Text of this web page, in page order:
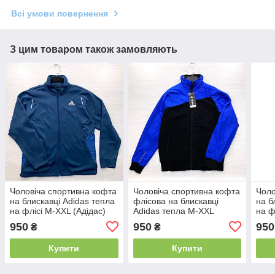
Всі умови повернення
З цим товаром також замовляють
Чоловіча спортивна кофта
на блискавці Adidas тепла
на флісі М-ХХL (Адідас)
950 ₴
Купити
Чоловіча спортивна кофта
флісова на блискавці
Adidas тепла М-ХХL
950₴
Купити
на
на
950